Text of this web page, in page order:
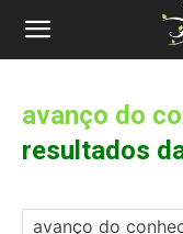
Revista
avanço do
resultados